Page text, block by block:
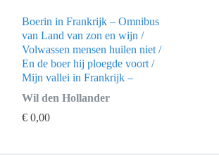
Boerin in Frankrijk – Omnibus
van Land van zon en wijn /
Volwassen mensen huilen niet /
En de boer hij ploegde voort /
Mijn vallei in Frankrijk –
Wil den Hollander
€ 0,00